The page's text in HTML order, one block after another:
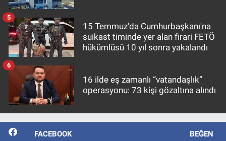
15 Temmuz'da Cumhurbaşkanı'na
suikast timinde yer alan firari FETÖ
hükümlüsü 10 yıl sonra yakalandı
5
16 ilde eş zamanlı “vatandaşlık”
operasyonu: 73 kişi gözaltına alındı
6
FACEBOOK BEĞEN